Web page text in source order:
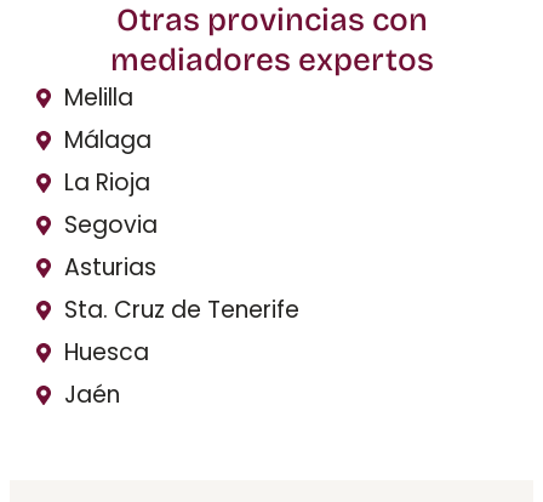
Otras provincias con
mediadores expertos
Melilla
Málaga
La Rioja
Segovia
Asturias
Sta. Cruz de Tenerife
Huesca
Jaén